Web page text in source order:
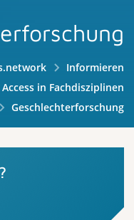
Informieren
in Fachdisziplinen
Geschlechterforschung